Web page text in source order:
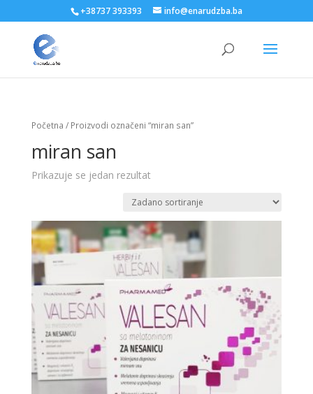
+38737 393393 info@enarudzba.ba
Početna / Proizvodi označeni “miran san”
miran san
Prikazuje se jedan rezultat